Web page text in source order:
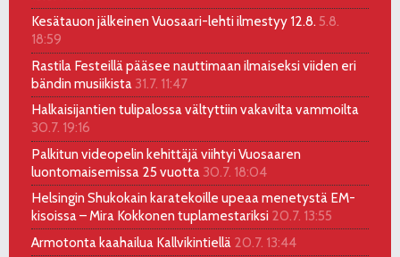
Kesätauon jälkeinen Vuosaari-lehti ilmestyy 12.8. 5.8.
18:59
Rastila Festeillä pääsee nauttimaan ilmaiseksi viiden eri
bändin musiikista 31.7. 11:47
Halkaisijantien tulipalossa vältyttiin vakavilta vammoilta
30.7. 19:16
Palkitun videopelin kehittäjä viihtyi Vuosaaren
luontomaisemissa 25 vuotta 30.7. 18:04
Helsingin Shukokain karatekoille upeaa menetystä EM-
kisoissa – Mira Kokkonen tuplamestariksi 20.7. 13:55
Armotonta kaahailua Kallvikintiellä 20.7. 13:44